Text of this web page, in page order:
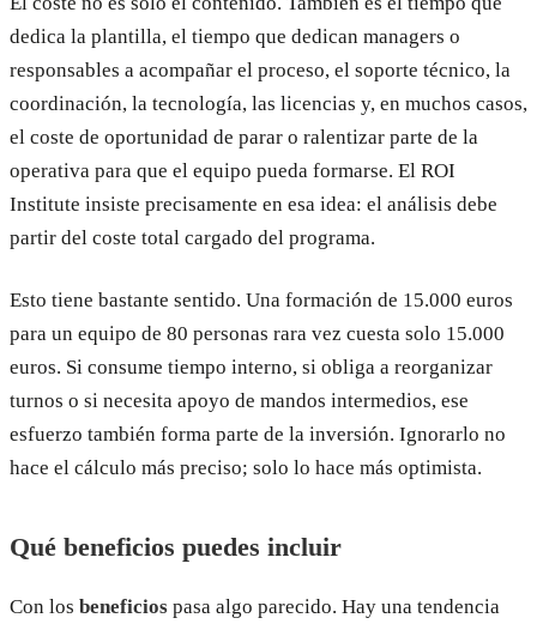
dedica la plantilla, el tiempo que dedican managers o
responsables a acompañar el proceso, el soporte técnico, la
coordinación, la tecnología, las licencias y, en muchos casos,
el coste de oportunidad de parar o ralentizar parte de la
operativa para que el equipo pueda formarse. El ROI
Institute insiste precisamente en esa idea: el análisis debe
partir del coste total cargado del programa.
Esto tiene bastante sentido. Una formación de 15.000 euros
para un equipo de 80 personas rara vez cuesta solo 15.000
euros. Si consume tiempo interno, si obliga a reorganizar
turnos o si necesita apoyo de mandos intermedios, ese
esfuerzo también forma parte de la inversión. Ignorarlo no
hace el cálculo más preciso; solo lo hace más optimista.
Qué beneficios puedes incluir
Con los beneficios pasa algo parecido. Hay una tendencia